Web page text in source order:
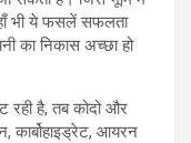
भी ये फसलें सफलता
का निकास अच्छा हो
रही है, तब कोदो और
कार्बोहाइड्रेट, आयरन